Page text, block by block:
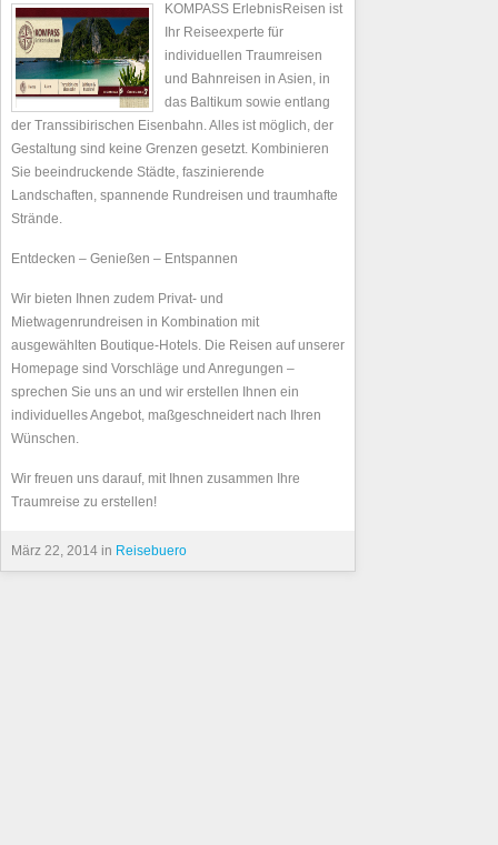
KOMPASS ErlebnisReisen ist
Ihr Reiseexperte für
individuellen Traumreisen
und Bahnreisen in Asien, in
das Baltikum sowie entlang
der Transsibirischen Eisenbahn. Alles ist möglich, der
Gestaltung sind keine Grenzen gesetzt. Kombinieren
Sie beeindruckende Städte, faszinierende
Landschaften, spannende Rundreisen und traumhafte
Strände.
Entdecken – Genießen – Entspannen
Wir bieten Ihnen zudem Privat- und
Mietwagenrundreisen in Kombination mit
ausgewählten Boutique-Hotels. Die Reisen auf unserer
Homepage sind Vorschläge und Anregungen –
sprechen Sie uns an und wir erstellen Ihnen ein
individuelles Angebot, maßgeschneidert nach Ihren
Wünschen.
Wir freuen uns darauf, mit Ihnen zusammen Ihre
Traumreise zu erstellen!
März 22, 2014 in Reisebuero